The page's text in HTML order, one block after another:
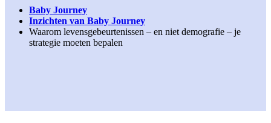
Baby Journey
Inzichten van Baby Journey
Waarom levensgebeurtenissen – en niet demografie – je
strategie moeten bepalen